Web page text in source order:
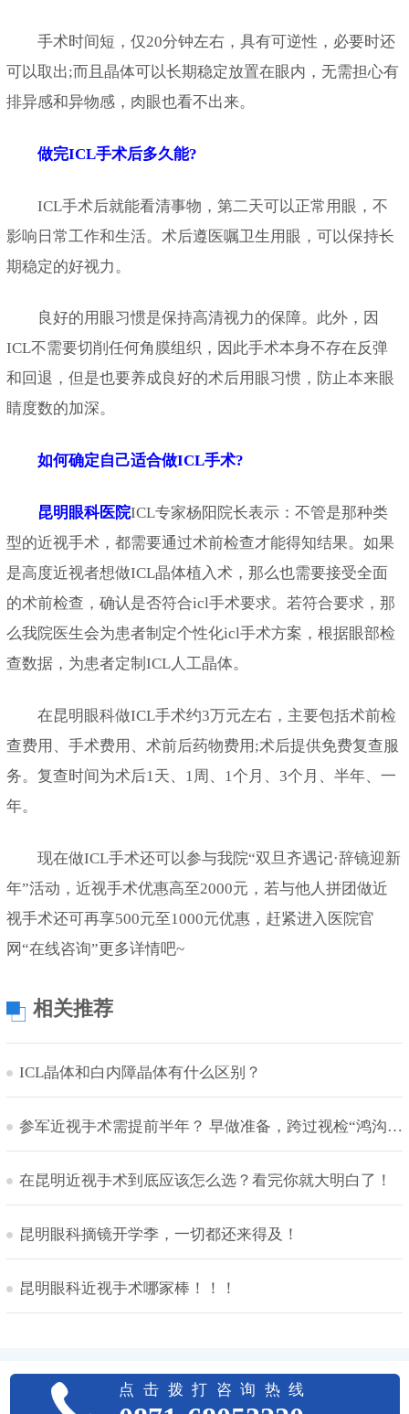
手术时间短，仅20分钟左右，具有可逆性，必要时还
可以取出;而且晶体可以长期稳定放置在眼内，无需担心有
排异感和异物感，肉眼也看不出来。
做完ICL手术后多久能?
ICL手术后就能看清事物，第二天可以正常用眼，不
影响日常工作和生活。术后遵医嘱卫生用眼，可以保持长
期稳定的好视力。
良好的用眼习惯是保持高清视力的保障。此外，因
ICL不需要切削任何角膜组织，因此手术本身不存在反弹
和回退，但是也要养成良好的术后用眼习惯，防止本来眼
睛度数的加深。
如何确定自己适合做ICL手术?
昆明眼科医院ICL专家杨阳院长表示：不管是那种类
型的近视手术，都需要通过术前检查才能得知结果。如果
是高度近视者想做ICL晶体植入术，那么也需要接受全面
的术前检查，确认是否符合icl手术要求。若符合要求，那
么我院医生会为患者制定个性化icl手术方案，根据眼部检
查数据，为患者定制ICL人工晶体。
在昆明眼科做ICL手术约3万元左右，主要包括术前检
查费用、手术费用、术前后药物费用;术后提供免费复查服
务。复查时间为术后1天、1周、1个月、3个月、半年、一
年。
现在做ICL手术还可以参与我院“双旦齐遇记·辞镜迎新
年”活动，近视手术优惠高至2000元，若与他人拼团做近
视手术还可再享500元至1000元优惠，赶紧进入医院官
网“在线咨询”更多详情吧~
相关推荐
ICL晶体和白内障晶体有什么区别？
参军近视手术需提前半年？ 早做准备，跨过视检“鸿沟”！
在昆明近视手术到底应该怎么选？看完你就大明白了！
昆明眼科摘镜开学季，一切都还来得及！
昆明眼科近视手术哪家棒！！！
点击拨打咨询热线